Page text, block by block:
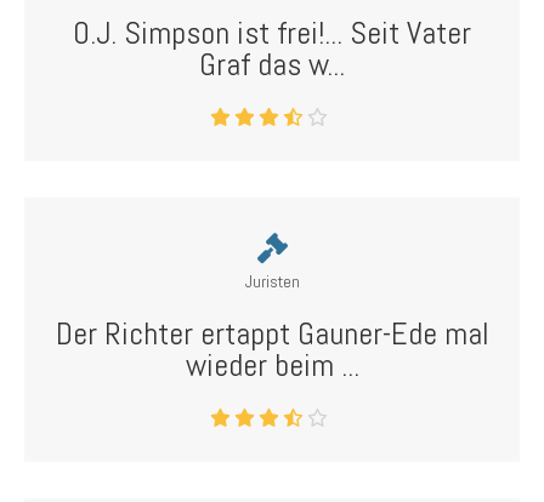
O.J. Simpson ist frei!... Seit Vater
Graf das w...
Juristen
Der Richter ertappt Gauner-Ede mal
wieder beim ...